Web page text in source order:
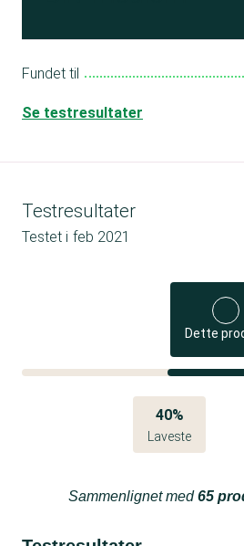
Fundet til
Se testresultater
Testresultater
Testet i feb 2021
Dette
40%
Laveste
Sammenlignet med65